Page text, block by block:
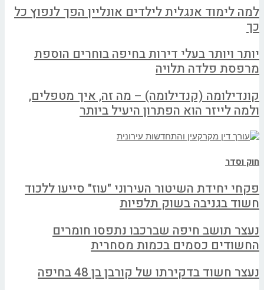
למה לימוד אנגלית לילדים אונליין הפך לנפוץ כל
כך
יותר ויותר בעלי דירות בחיפה בוחרים הוספת
מרפסת פלדה תלויה
קונדילומה (קנדילומה) – מה זה, איך מטפלים,
ולמה לייזר הוא הפתרון היעיל ביותר
חוק וסדר
פקחי יחידת השיטור העירוני "עוז" סייעו ללכוד
חשוד בגניבה בשוק תלפיות
נעצר תושב חיפה שברכבו נתפסו חומרים
החשודים כסמים בכמות מסחרית
נעצר חשוד בדקירתו של קורבן בן 48 בחיפה